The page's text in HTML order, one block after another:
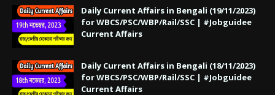
Daily Current Affairs in Bengali (19/11/2023)
for WBCS/PSC/WBP/Rail/SSC | #Jobguidee
Current Affairs
Daily Current Affairs in Bengali (18/11/2023)
for WBCS/PSC/WBP/Rail/SSC | #Jobguidee
Current Affairs